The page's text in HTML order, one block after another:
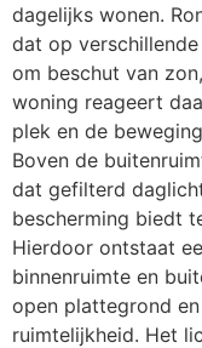
dagelijks wonen.
dat op
om beschut van
woning reageert
plek en de
Boven de
dat gefilterd
bescherming biedt
Hierdoor ontstaat
binnenruimte en
open plattegrond
ruimtelijkheid. Het